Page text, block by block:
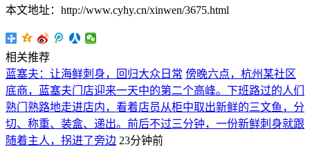
本文地址：http://www.cyhy.cn/xinwen/3675.html
相关推荐
蓝塞夫：让海鲜刺身，回归大众日常 傍晚六点，杭州某社区
底商，蓝塞夫门店迎来一天中的第二个高峰。下班路过的人们
熟门熟路地走进店内，看着店员从柜中取出新鲜的三文鱼，分
切、称重、装盒、递出。前后不过三分钟，一份新鲜刺身就跟
随着主人，拐进了旁边 23分钟前